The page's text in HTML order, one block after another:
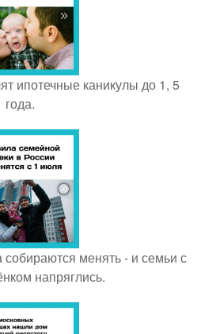
ипотечные каникулы до 1, 5
года.
менять - и семьи с
напряглись.